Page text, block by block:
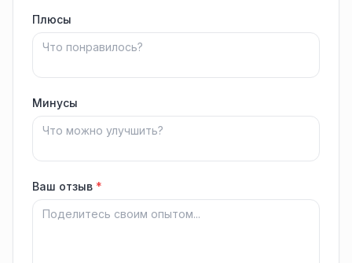
Плюсы
Минусы
Ваш отзыв *